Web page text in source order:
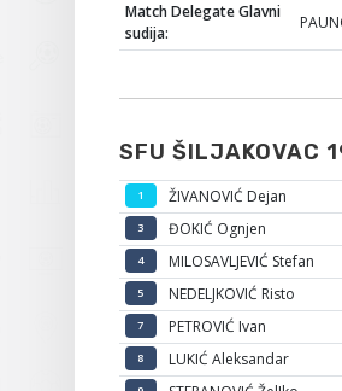
Match Delegate Glavni
sudija:
SFU ŠILJAKOVAC
1 ŽIVANOVIĆ Dejan
3 ĐOKIĆ Ognjen
4 MILOSAVLJEVIĆ Stefan
5 NEDELJKOVIĆ Risto
7 PETROVIĆ Ivan
8 LUKIĆ Aleksandar